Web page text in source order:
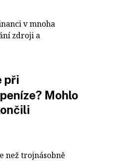
v mnoha
zdroji a
při
Mohlo
než trojnásobně